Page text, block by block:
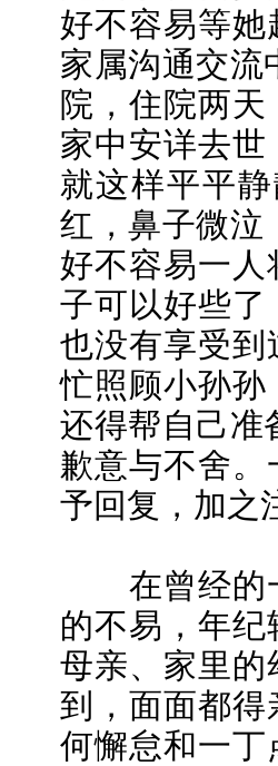
好不容易等
家属沟通交流
院，住院两
家中安详去
就这样平平
红，鼻子微泣
好不容易一
子可以好些
也没有享受
忙照顾小孙
还得帮自己准
歉意与不舍
予回复，加之
在曾经的
的不易，年
母亲、家里
到，面面都
何懈怠和一